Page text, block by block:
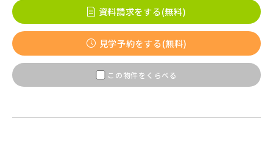
京成押上線
資料請求をする(無料)
見学予約をする(無料)
この物件をくらべる